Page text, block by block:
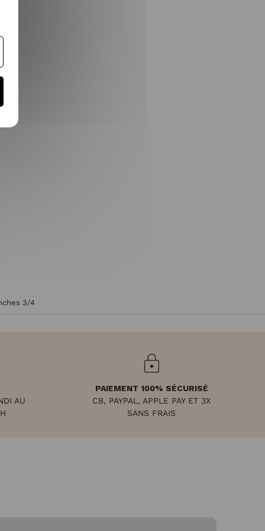
3/4
AU
PAIEMENT 100% SÉCURISÉ
CB, PAYPAL, APPLE PAY ET 3X
SANS FRAIS